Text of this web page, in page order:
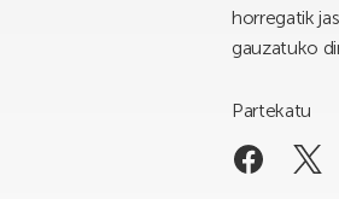
horregatik
gauzatuko
Partekatu